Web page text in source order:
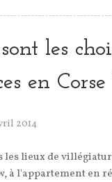
les
en Corse
2014
les lieux de
à l'appartement en